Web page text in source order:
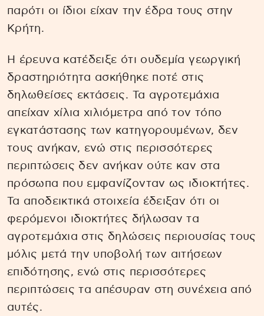
παρότι οι ίδιοι είχαν την έδρα τους στην
Κρήτη.
Η έρευνα κατέδειξε ότι ουδεμία γεωργική
δραστηριότητα ασκήθηκε ποτέ στις
δηλωθείσες εκτάσεις. Τα αγροτεμάχια
απείχαν χίλια χιλιόμετρα από τον τόπο
εγκατάστασης των κατηγορουμένων, δεν
τους ανήκαν, ενώ στις περισσότερες
περιπτώσεις δεν ανήκαν ούτε καν στα
πρόσωπα που εμφανίζονταν ως ιδιοκτήτες.
Τα αποδεικτικά στοιχεία έδειξαν ότι οι
φερόμενοι ιδιοκτήτες δήλωσαν τα
αγροτεμάχια στις δηλώσεις περιουσίας τους
μόλις μετά την υποβολή των αιτήσεων
επιδότησης, ενώ στις περισσότερες
περιπτώσεις τα απέσυραν στη συνέχεια από
αυτές.